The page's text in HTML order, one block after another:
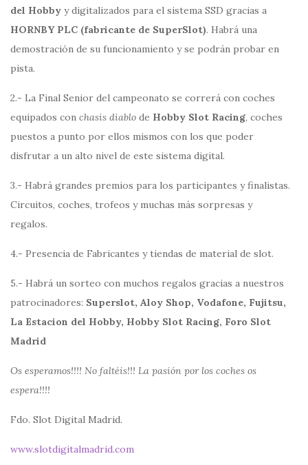
del Hobby y digitalizados para el sistema SSD gracias a
HORNBY PLC (fabricante de SuperSlot). Habrá una
demostración de su funcionamiento y se podrán probar en
pista.
2.- La Final Senior del campeonato se correrá con coches
equipados con chasis diablo de Hobby Slot Racing, coches
puestos a punto por ellos mismos con los que poder
disfrutar a un alto nivel de este sistema digital.
3.- Habrá grandes premios para los participantes y finalistas.
Circuitos, coches, trofeos y muchas más sorpresas y
regalos.
4.- Presencia de Fabricantes y tiendas de material de slot.
5.- Habrá un sorteo con muchos regalos gracias a nuestros
patrocinadores: Superslot, Aloy Shop, Vodafone, Fujitsu,
La Estacion del Hobby, Hobby Slot Racing, Foro Slot
Madrid
Os esperamos!!!! No faltéis!!! La pasión por los coches os
espera!!!!
Fdo. Slot Digital Madrid.
www.slotdigitalmadrid.com